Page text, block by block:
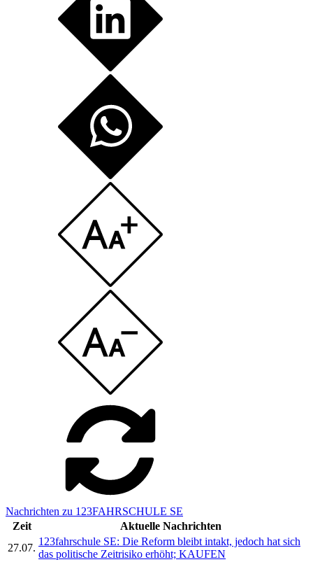
Nachrichten zu 123FAHRSCHULE SE
Zeit
Aktuelle Nachrichten
27.07.
123fahrschule SE: Die Reform bleibt intakt, jedoch hat sich
das politische Zeitrisiko erhöht; KAUFEN